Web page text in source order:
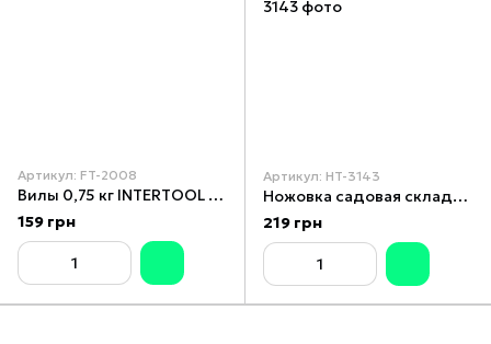
Артикул: FT-2008
Вилы 0,75 кг INTERTOOL FT-2008
159 грн
Артикул: HT-3143
Ножовка садовая складная 254 мм INTERTOOL HT-3143
219 грн